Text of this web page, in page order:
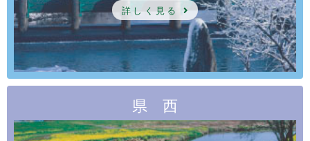
詳しく見る
県 西